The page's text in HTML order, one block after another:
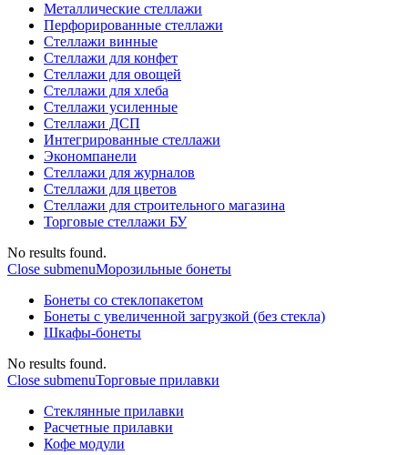
Металлические стеллажи
Перфорированные стеллажи
Стеллажи винные
Стеллажи для конфет
Стеллажи для овощей
Стеллажи для хлеба
Стеллажи усиленные
Стеллажи ДСП
Интегрированные стеллажи
Экономпанели
Стеллажи для журналов
Стеллажи для цветов
Стеллажи для строительного магазина
Торговые стеллажи БУ
No results found.
Close submenuМорозильные бонеты
Бонеты со стеклопакетом
Бонеты с увеличенной загрузкой (без стекла)
Шкафы-бонеты
No results found.
Close submenuТорговые прилавки
Стеклянные прилавки
Расчетные прилавки
Кофе модули